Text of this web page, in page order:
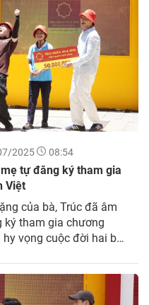
2025 08:54
tự đăng ký tham gia
Việt
của bà, Trúc đã âm
tham gia chương
vọng cuộc đời hai bà